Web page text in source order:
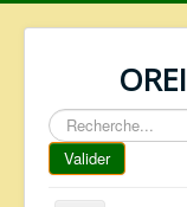
Rechercher
Valider